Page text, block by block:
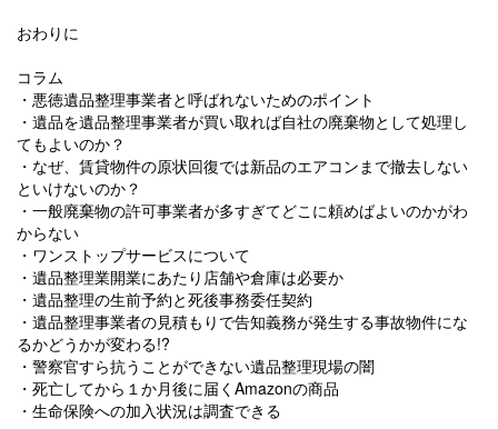
おわりに
コラム
・悪徳遺品整理事業者と呼ばれないためのポイント
・遺品を遺品整理事業者が買い取れば自社の廃棄物として処理し
てもよいのか？
・なぜ、賃貸物件の原状回復では新品のエアコンまで撤去しない
といけないのか？
・一般廃棄物の許可事業者が多すぎてどこに頼めばよいのかがわ
からない
・ワンストップサービスについて
・遺品整理業開業にあたり店舗や倉庫は必要か
・遺品整理の生前予約と死後事務委任契約
・遺品整理事業者の見積もりで告知義務が発生する事故物件にな
るかどうかが変わる!?
・警察官すら抗うことができない遺品整理現場の闇
・死亡してから１か月後に届くAmazonの商品
・生命保険への加入状況は調査できる